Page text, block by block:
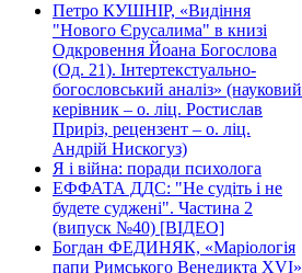
Петро КУШНІР, «Видіння
"Нового Єрусалима" в книзі
Одкровення Йоана Богослова
(Од. 21). Інтертекстуально-
богословський аналіз» (науковий
керівник – о. ліц. Ростислав
Приріз, рецензент – о. ліц.
Андрій Нискогуз)
Я і війна: поради психолога
ЕФФАТА ДДС: "Не судіть і не
будете суджені". Частина 2
(випуск №40) [ВІДЕО]
Богдан ФЕДИНЯК, «Маріологія
папи Римського Венедикта XVI»